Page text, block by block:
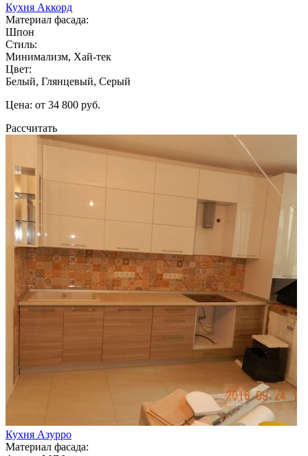
Кухня Аккорд
Материал фасада:
Шпон
Стиль:
Минимализм, Хай-тек
Цвет:
Белый, Глянцевый, Серый
Цена: от 34 800 руб.
Рассчитать
Кухня Азурро
Материал фасада: